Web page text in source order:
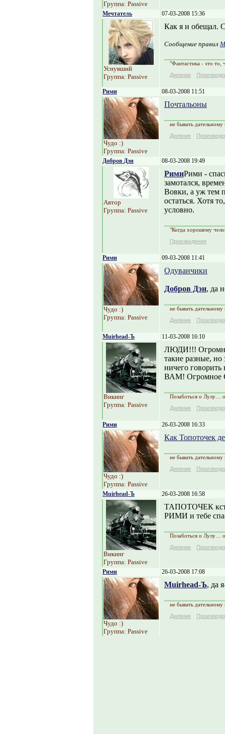
Группа: Passive
Мечтатель 07-03-2008 15:36
Уснувший
Группа: Passive
Как я и обещал.
Сообщение правил
"Фантастика - это то,
Дневник
Рими 08-03-2008 11:51
Чудо :)
Группа: Passive
Почтальоны
не бывать
Дневник
Добров Дэн 08-03-2008 19:49
Автор
Группа: Passive
РимиРими -
замотался,
Вовки, а уж тем
остаться. Хотя
условно.
"Когда хорошему
Произведения
Рими 09-03-2008 11:41
Чудо :)
Группа: Passive
Одуванчики
Добров Дэн, да
не бывать
Дневник
Muirhead-Ъ 11-03-2008 16:10
Викинг
Группа: Passive
ЛЮДИ!!!
такие разные,
ничего говорить
ВАМ!
Позаботься о Лулу…
Дневник
Рими 26-03-2008 16:33
Чудо :)
Группа: Passive
Как Топоточек
не бывать
Дневник
Muirhead-Ъ 26-03-2008 16:58
Викинг
Группа: Passive
ТАПОТОЧЕК
РИМИ и тебе
Позаботься о Лулу…
Дневник
Рими 26-03-2008 17:08
Чудо :)
Группа: Passive
Muirhead-Ъ, да
не бывать
Дневник